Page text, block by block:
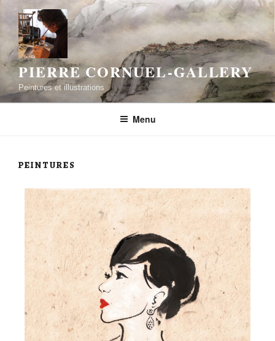
PIERRE CORNUEL-GALLERY
Peintures et illustrations
Menu
PEINTURES